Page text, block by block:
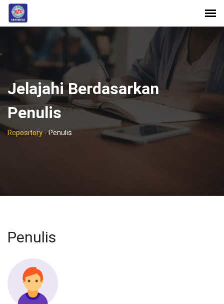
Jelajahi Berdasarkan
Penulis
Repository- Penulis
Penulis